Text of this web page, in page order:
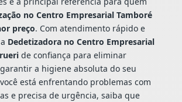
no Centro Empresarial Tamboré
preço. Com atendimento rápido e
Dedetizadora no Centro Empresarial
de confiança para eliminar
a higiene absoluta do seu
está enfrentando problemas com
e precisa de urgência, saiba que